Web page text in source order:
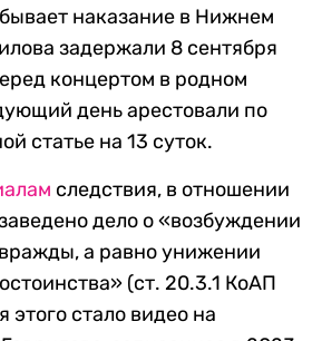
наказание в Нижнем
задержали 8 сентября
концертом в родном
день арестовали по
статье на 13 суток.
следствия, в отношении
дело о «возбуждении
а равно унижении
(ст. 20.3.1 КоАП
стало видео на